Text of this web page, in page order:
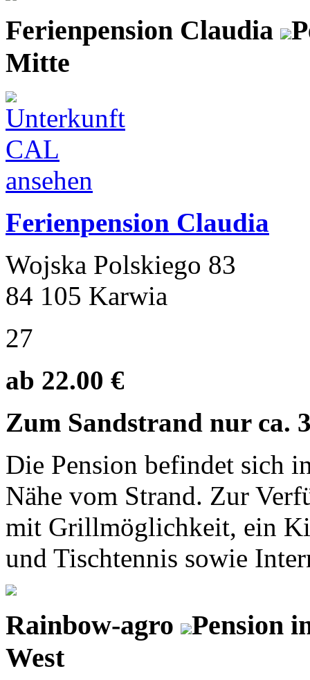
Ferienpension Claudia
Mitte
Ferienpension Claudia
Wojska Polskiego 83
84 105 Karwia
27
ab 22.00 €
Zum Sandstrand nur ca.
Die Pension befindet sich
Nähe vom Strand. Zur
mit Grillmöglichkeit, ein
und Tischtennis sowie
Rainbow-agro Pension
West